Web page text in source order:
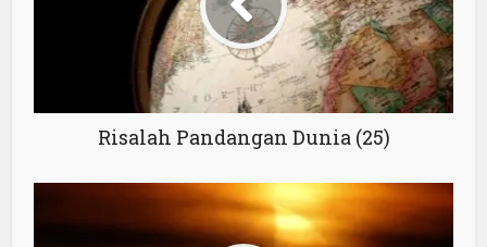
Risalah Pandangan Dunia (25)